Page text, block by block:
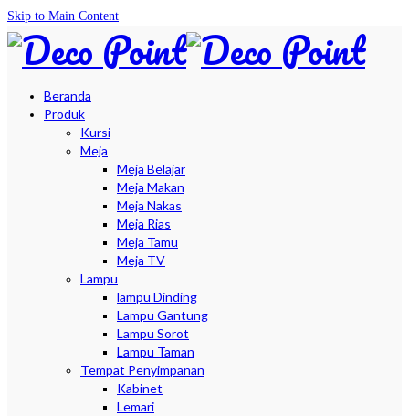
Skip to Main Content
Beranda
Produk
Kursi
Meja
Meja Belajar
Meja Makan
Meja Nakas
Meja Rias
Meja Tamu
Meja TV
Lampu
lampu Dinding
Lampu Gantung
Lampu Sorot
Lampu Taman
Tempat Penyimpanan
Kabinet
Lemari